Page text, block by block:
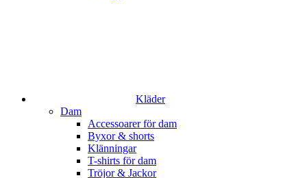
Kläder
Dam
Accessoarer för dam
Byxor & shorts
Klänningar
T-shirts för dam
Tröjor & Jackor